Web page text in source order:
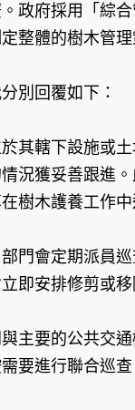
府採用「綜合
整體的樹木管
別回覆如下：
於其轄下設施或
況獲妥善跟進
樹木護養工作
門會定期派員
即安排修剪或
要的公共交通
要進行聯合巡